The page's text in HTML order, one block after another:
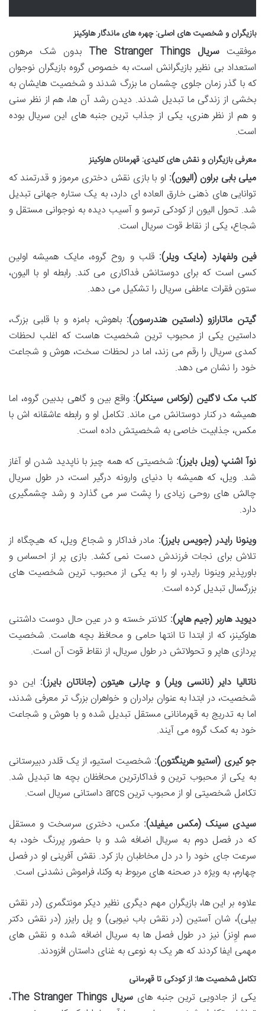
بازیگران و شخصیت های اصلی: چهره های ماندگار هاوکینز
موفقیت سریال The Stranger Things
بدون شک مرهون
استعداد بی نظیر بازیگرانش است، به خصوص گروه بازیگران نوجوان
که با گذر زمان جلوی چشمان ما بزرگ شدند و شخصیت هایشان به
بخشی از زندگی ما تبدیل شدند. دیدن رشد آن ها، هم از نظر سنی
و هم از نظر هنری، یکی از جذاب ترین جنبه های این سریال بوده
است.
معرفی بازیگران و نقش های کلیدی: قهرمانان هاوکینز
میلی بابی براون (الیون): او با بازی نقش دختری مرموز و قدرتمند که
توانایی های ذهنی خارق العاده ای دارد، به یک ستاره جهانی تبدیل
شد. تحول الیون از کودکی ترسو و آسیب دیده به نوجوانی مستقل و
شجاع، یکی از نقاط قوت سریال است.
فین ولفهارد (مایک ویلر): قلب و روح گروه، مایک همیشه اولین
کسی است که برای دوستانش فداکاری می کند. رابطه او با الیون،
ستون فقرات عاطفی سریال را تشکیل می دهد.
گیتن ماتارازو (داستین هندرسون): باهوش، بامزه و با قلبی بزرگ،
داستین یکی از محبوب ترین شخصیت هاست که اغلب لحظات
کمدی سریال را رقم می زند، اما در لحظات سخت، هوش و شجاعت
خود را نشان می دهد.
کلب مک لاگلین (لوکاس سینکلر): واقع بین و گاهی بدبین گروه، اما
همیشه در کنار دوستانش می ماند. تکامل او و رابطه عاشقانه اش با
مکس، جذابیت خاصی به شخصیتش داده است.
نوآ اشنپ (ویل بایرز): شخصیتی که همه چیز با ناپدید شدن او آغاز
شد. ویل، که همیشه با دنیای وارونه درگیر است، در طول سریال
چالش های روحی زیادی را پشت سر می گذارد و رشد چشمگیری
دارد.
وینونا رایدر (جویس بایرز): مادر فداکار و شجاع ویل، که هیچگاه از
تلاش برای نجات فرزندش دست نمی کشد. بازی پر از احساس و
باورپذیر وینونا رایدر، او را به یکی از محبوب ترین شخصیت های
بزرگسال تبدیل کرده است.
دیوید هاربر (جیم هاپر): کلانتر خسته و در عین حال دوست داشتنی
هاوکینز، که از ابتدا تا انتها حامی و محافظ بچه هاست. شخصیت
پردازی هاپر و تحولاتش در طول سریال، از نقاط قوت آن است.
ناتالیا دایر (نانسی ویلر) و چارلی هیتون (جاناتان بایرز): این دو
شخصیت، در ابتدا به عنوان برادران و خواهران بزرگ تر معرفی شدند،
اما به تدریج به قهرمانانی مستقل تبدیل شده و با هوش و شجاعت
خود به کمک گروه می آیند.
جو کیری (استیو هرینگتون): شخصیت استیو، از یک قلدر دبیرستانی
به یکی از محبوب ترین و فداکارترین محافظان بچه ها تبدیل شد.
تکامل شخصیتی او از محبوب ترین arcs داستانی سریال است.
سیدی سینک (مکس میفیلد): مکس، دختری سرسخت و مستقل
که در فصل دوم به سریال اضافه شد و با حضور پررنگ خود، به
سرعت جای خود را در دل مخاطبان باز کرد. نقش آفرینی او در فصل
چهارم، به ویژه در صحنه های مربوط به وکنا، فراموش نشدنی است.
علاوه بر این ها، بازیگران مهم دیگری نظیر دیکر مونتگمری (در نقش
بیلی)، شان آستین (در نقش باب نیوبی) و پل رایزر (در نقش دکتر
سم اوِنز) نیز در طول فصل ها به سریال اضافه شده و نقش های
مهمی ایفا کردند که هر یک به نوعی به غنای داستان افزودند.
تکامل شخصیت ها: از کودکی تا قهرمانی
یکی از جادویی ترین جنبه های سریال The Stranger Things
،